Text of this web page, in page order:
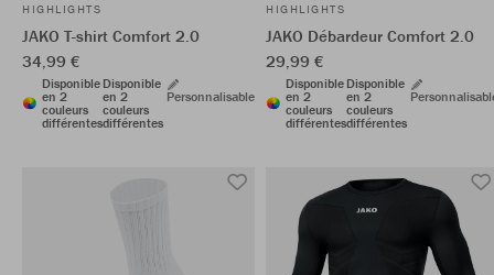
HIGHLIGHTS
JAKO T-shirt Comfort 2.0
34,99 €
Disponible
en 2
couleurs
différentes
Disponible
en 2
couleurs
différentes
Personnalisable
HIGHLIGHTS
JAKO Débardeur Comfort 2.0
29,99 €
Disponible
en 2
couleurs
différentes
Disponible
en 2
couleurs
différentes